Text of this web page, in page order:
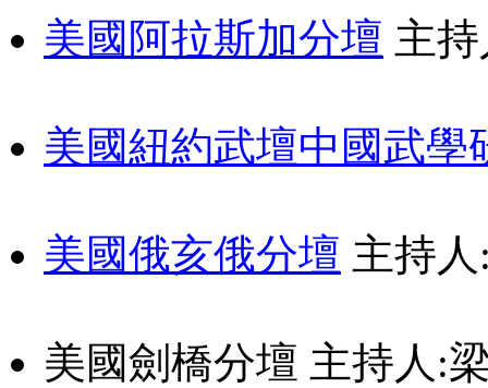
美國阿拉斯加分壇 主
美國紐約武壇中國武學
美國俄亥俄分壇 主持
美國劍橋分壇 主持人: